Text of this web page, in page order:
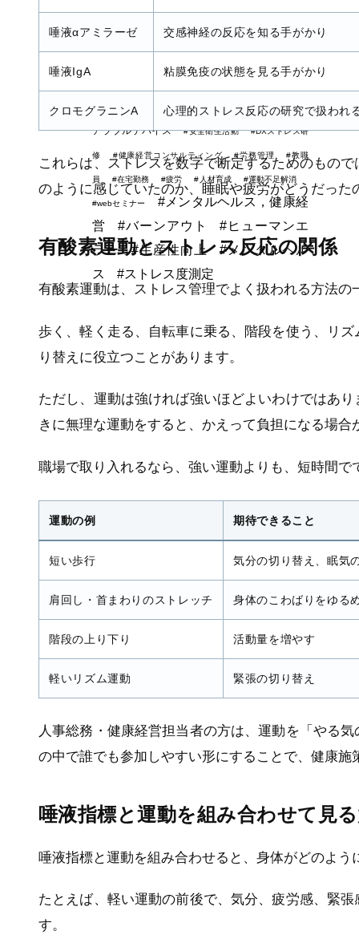
唾液αアミラーゼ 交感神経の反応を知る手がかり
唾液IgA 粘膜免疫の状態を見る手がかり
クロモグラニンA 心理的ストレス反応の研究で扱われ
これらは、ストレスを数字で断定するためのもの
のように感じていたのか、睡眠や疲労がどうだっ
有酸素運動とストレス反応の関係
有酸素運動は、ストレス管理でよく扱われる方法の
歩く、軽く走る、自転車に乗る、階段を使う、リ
り替えに役立つことがあります。
ただし、運動は強ければ強いほどよいわけではあ
きに無理な運動をすると、かえって負担になる場合
職場で取り入れるなら、強い運動よりも、短時間
運動の例 期待できること
短い歩行 気分の切り替え、眠気
肩回し・首まわりのストレッチ 身体のこわばりをゆる
階段の上り下り 活動量を増やす
軽いリズム運動 緊張の切り替え
人事総務・健康経営担当者の方は、運動を「やる
の中で誰でも参加しやすい形にすることで、健康施
唾液指標と運動を組み合わせて見
唾液指標と運動を組み合わせると、身体がどのよ
たとえば、軽い運動の前後で、気分、疲労感、緊
す。
ワ久美子
#感情労働
#メンタルヘル
ス，ストレス，研修，健康経営
#refere
感情労働ストレス #労働安全衛生教育 #ウエ
アラブルデバイス #安全衛生活動 #DXストレス研
修 #健康経営コンサルティング #労務管理 #教職
員 #在宅勤務 #疲労 #人材育成 #運動不足解消
#webセミナー
#メンタルヘルス，健康経
営
#バーンアウト
#ヒューマンエ
ラー
#生産性向上
#メンタルヘル
ス
#ストレス度測定